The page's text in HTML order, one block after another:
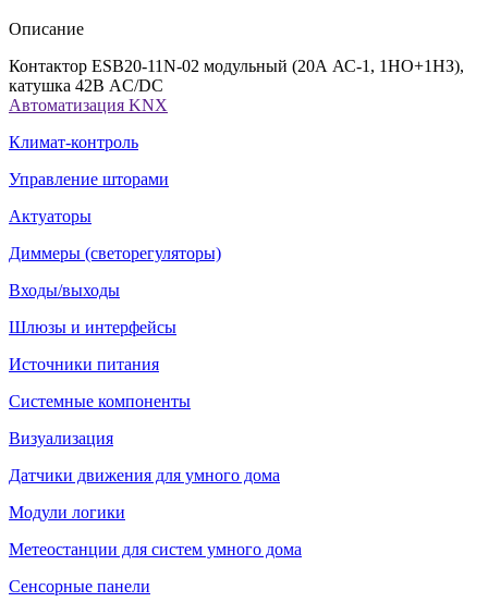
Описание
Контактор ESB20-11N-02 модульный (20А АС-1, 1НО+1НЗ),
катушка 42В AC/DC
Автоматизация KNX
Климат-контроль
Управление шторами
Актуаторы
Диммеры (светорегуляторы)
Входы/выходы
Шлюзы и интерфейсы
Источники питания
Системные компоненты
Визуализация
Датчики движения для умного дома
Модули логики
Метеостанции для систем умного дома
Сенсорные панели